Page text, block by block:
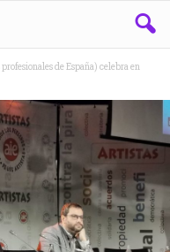
de España) celebra en